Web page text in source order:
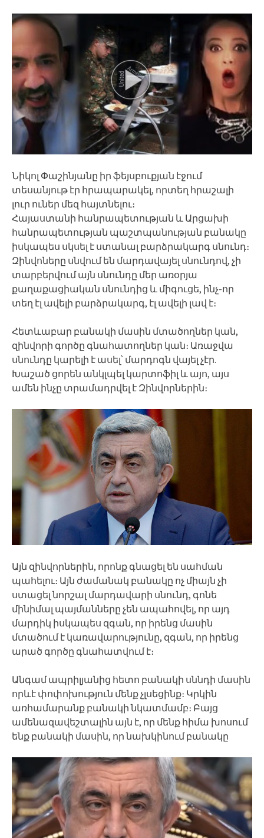
Նիկոլ Փաշինյանը իր ֆեյսբուքյան էջում
տեսանյութ էր հրապարակել, որտեղ հրաշալի
լուր ուներ մեզ հայտնելու։
Հայաստանի հանրապետության և Արցախի
հանրապետության պաշտպանության բանակը
իսկապես սկսել է ստանալ բարձրակարգ սնունդ։
Զինվոները սնվում են մարդավայել սնունդով, չի
տարբերվում այն սնունդը մեր առօրյա
քաղաքացիական սնունդից և միգուցե, ինչ-որ
տեղ էլ ավելի բարձրակարգ, էլ ավելի լավ է։
Հետևաբար բանակի մասին մտածողներ կան,
զինվորի գործը գնահատողներ կան։ Առաջվա
սնունդը կարելի է ասել՝ մարդոգն վայել չէր.
Խաշած ցորեն անկլպել կարտոֆիլ և այո, այս
ամեն ինչը տրամադրվել է Զինվորներին։
Այն զինվորներին, որոնք գնացել են սահման
պահելու։ Այն ժամանակ բանակը ոչ միայն չի
ստացել նորշալ մարդավարի սնունդ, գոնե
մինիմալ պայմանները չեն ապահովել, որ այդ
մարդիկ իսկապես զգան, որ իրենց մասին
մտածում է կառավարությունը, զգան, որ իրենց
արած գործը գնահատվում է։
Անգամ ապրիլյանից հետո բանակի սննդի մասին
որևէ փոփոխություն մենք չլսեցինք։ Կրկին
առհամարանք բանակի նկատմամբ։ Բայց
ամենազավեշտալին այն է, որ մենք հիմա խոսում
ենք բանակի մասին, որ նախկինում բանակը